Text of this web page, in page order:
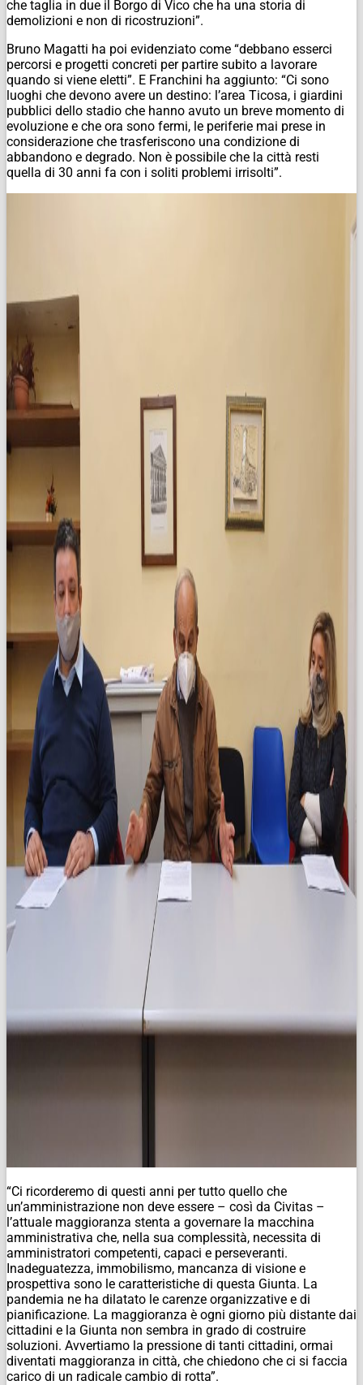
che taglia in due il Borgo di Vico che ha una storia di
demolizioni e non di ricostruzioni”.
Bruno Magatti ha poi evidenziato come “debbano esserci
percorsi e progetti concreti per partire subito a lavorare
quando si viene eletti”. E Franchini ha aggiunto: “Ci sono
luoghi che devono avere un destino: l’area Ticosa, i giardini
pubblici dello stadio che hanno avuto un breve momento di
evoluzione e che ora sono fermi, le periferie mai prese in
considerazione che trasferiscono una condizione di
abbandono e degrado. Non è possibile che la città resti
quella di 30 anni fa con i soliti problemi irrisolti”.
“Ci ricorderemo di questi anni per tutto quello che
un’amministrazione non deve essere – così da Civitas –
l’attuale maggioranza stenta a governare la macchina
amministrativa che, nella sua complessità, necessita di
amministratori competenti, capaci e perseveranti.
Inadeguatezza, immobilismo, mancanza di visione e
prospettiva sono le caratteristiche di questa Giunta. La
pandemia ne ha dilatato le carenze organizzative e di
pianificazione. La maggioranza è ogni giorno più distante dai
cittadini e la Giunta non sembra in grado di costruire
soluzioni. Avvertiamo la pressione di tanti cittadini, ormai
diventati maggioranza in città, che chiedono che ci si faccia
carico di un radicale cambio di rotta”.